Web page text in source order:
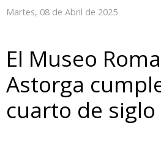
Martes, 08 de Abril de 2025
El Museo
Astorga
cuarto de siglo